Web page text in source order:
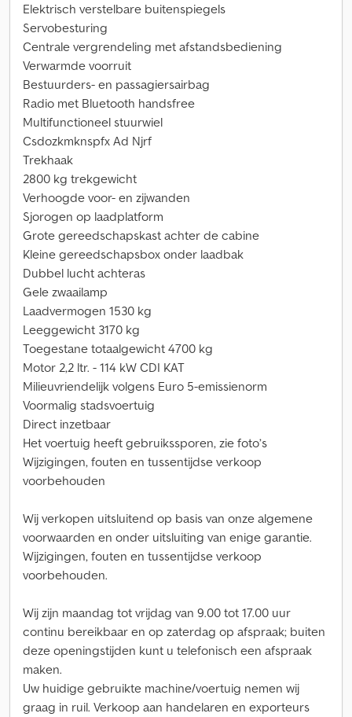
Elektrisch verstelbare buitenspiegels
Servobesturing
Centrale vergrendeling met afstandsbediening
Verwarmde voorruit
Bestuurders- en passagiersairbag
Radio met Bluetooth handsfree
Multifunctioneel stuurwiel
Csdozkmknspfx Ad Njrf
Trekhaak
2800 kg trekgewicht
Verhoogde voor- en zijwanden
Sjorogen op laadplatform
Grote gereedschapskast achter de cabine
Kleine gereedschapsbox onder laadbak
Dubbel lucht achteras
Gele zwaailamp
Laadvermogen 1530 kg
Leeggewicht 3170 kg
Toegestane totaalgewicht 4700 kg
Motor 2,2 ltr. - 114 kW CDI KAT
Milieuvriendelijk volgens Euro 5-emissienorm
Voormalig stadsvoertuig
Direct inzetbaar
Het voertuig heeft gebruikssporen, zie foto’s
Wijzigingen, fouten en tussentijdse verkoop
voorbehouden
Wij verkopen uitsluitend op basis van onze algemene
voorwaarden en onder uitsluiting van enige garantie.
Wijzigingen, fouten en tussentijdse verkoop
voorbehouden.
Wij zijn maandag tot vrijdag van 9.00 tot 17.00 uur
continu bereikbaar en op zaterdag op afspraak; buiten
deze openingstijden kunt u telefonisch een afspraak
maken.
Uw huidige gebruikte machine/voertuig nemen wij
graag in ruil. Verkoop aan handelaren en exporteurs